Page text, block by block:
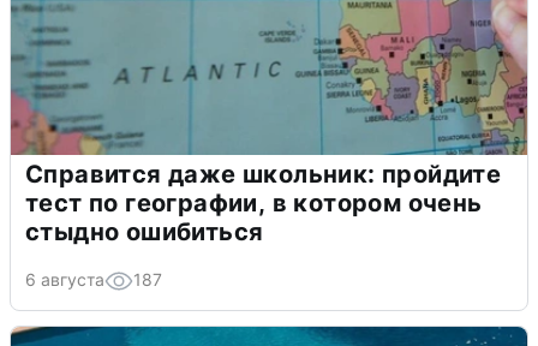
Справится даже школьник: пройдите
тест по географии, в котором очень
стыдно ошибиться
6 августа 187